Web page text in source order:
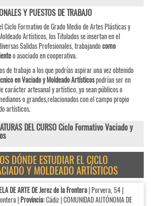
Y PUESTOS DE TRABAJO
Ciclo Formativo de Grado Medio de Artes Plásticas y
Artísticos, los Titulados se insertan en el
Salidas Profesionales, trabajandocomo
o asociado en cooperativa.
de trabajo a los que podrías aspirar una vez obtenido
en Vaciado y Moldeado Artísticospodrían ser en
carácter artesanal y artístico, ya sean públicos o
o grandes,relacionados con el campo propio
artísticos.
DEL CURSO Ciclo Formativo Vaciado y
DÓNDE ESTUDIAR EL CICLO
Y MOLDEADO ARTÍSTICOS
DE ARTE DE Jerez de la Frontera| Porvera, 54 |
|Provincia:Cádiz | COMUNIDAD AUTÓNOMA DE